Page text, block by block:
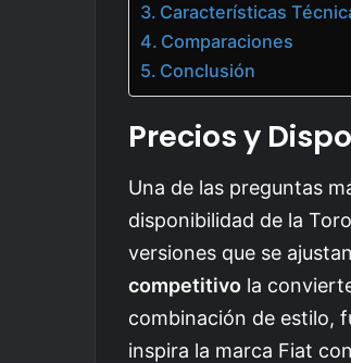
Características
Comparaciones
Conclusión
Precios y
Una de las preguntas
disponibilidad de la
versiones que se
competitivo la
combinación de estilo,
inspira la marca Fiat